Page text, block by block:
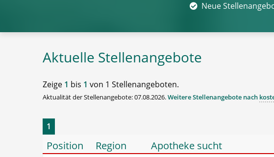
Neue
Aktuelle Stellenangebote
Zeige 1 bis 1 von 1 Stellenangeboten.
Aktualität der Stellenangebote: 07.08.2026.Weitere Stellenangebote nach
1
Position Region Apotheke sucht